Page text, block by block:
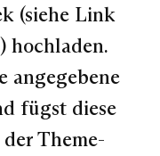
(siehe Link
hochladen.
angegebene
fügst diese
Theme-